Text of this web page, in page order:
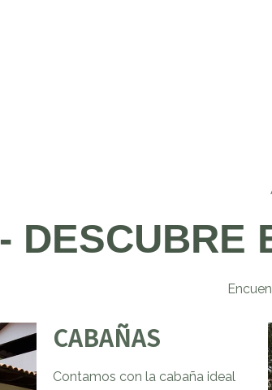
- DESCUBRE
CABAÑAS
Contamos con la cabaña ideal